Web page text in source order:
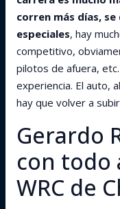
corren más días, se
especiales, hay
competitivo,
pilotos de afuera,
experiencia. El auto,
hay que volver a
Gerardo
con todo
WRC de